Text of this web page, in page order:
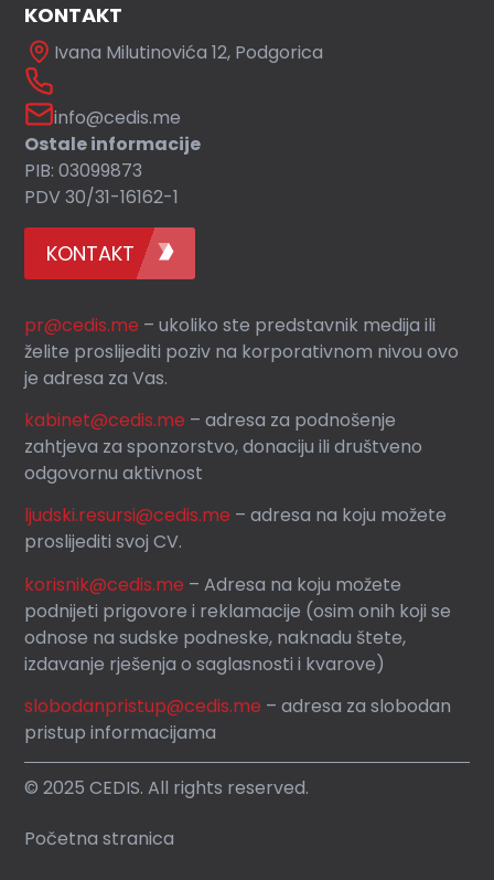
KONTAKT
Ivana Milutinovića 12, Podgorica
info@cedis.me
Ostale informacije
PIB: 03099873
PDV 30/31-16162-1
KONTAKT
pr@cedis.me – ukoliko ste predstavnik medija ili
želite proslijediti poziv na korporativnom nivou ovo
je adresa za Vas.
kabinet@cedis.me –adresa za podnošenje
zahtjeva za sponzorstvo, donaciju ili društveno
odgovornu aktivnost
ljudski.resursi@cedis.me – adresa na koju možete
proslijediti svoj CV.
korisnik@cedis.me – Adresa na koju možete
podnijeti prigovore i reklamacije (osim onih koji se
odnose na sudske podneske, naknadu štete,
izdavanje rješenja o saglasnosti i kvarove)
slobodanpristup@cedis.me – adresa za slobodan
pristup informacijama
© 2025 CEDIS. All rights reserved.
Početna stranica